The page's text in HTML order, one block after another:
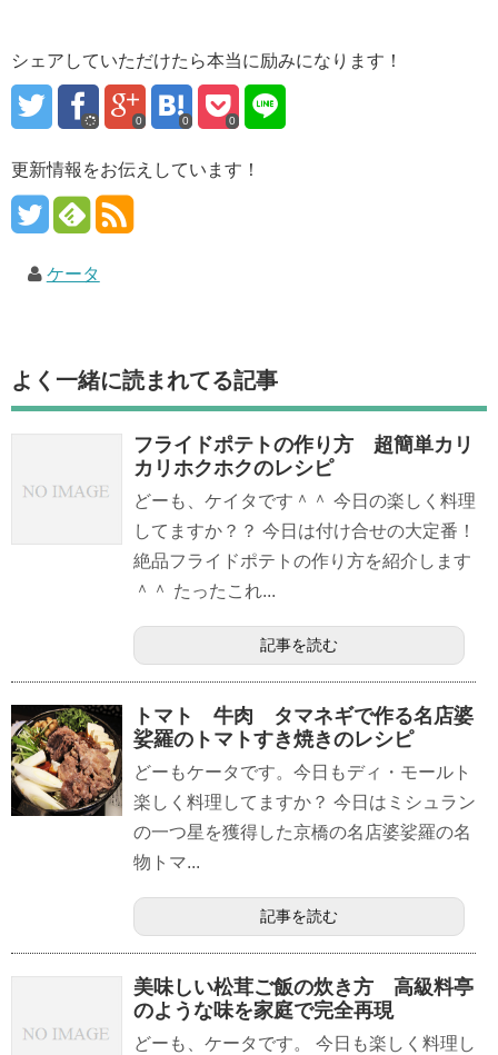
シェアしていただけたら本当に励みになります！
0 0 0
更新情報をお伝えしています！
ケータ
よく一緒に読まれてる記事
フライドポテトの作り方 超簡単カリ
カリホクホクのレシピ
どーも、ケイタです＾＾ 今日の楽しく料理
してますか？？ 今日は付け合せの大定番！
絶品フライドポテトの作り方を紹介します
＾＾ たったこれ...
記事を読む
トマト 牛肉 タマネギで作る名店婆
娑羅のトマトすき焼きのレシピ
どーもケータです。今日もディ・モールト
楽しく料理してますか？ 今日はミシュラン
の一つ星を獲得した京橋の名店婆娑羅の名
物トマ...
記事を読む
美味しい松茸ご飯の炊き方 高級料亭
のような味を家庭で完全再現
どーも、ケータです。 今日も楽しく料理し